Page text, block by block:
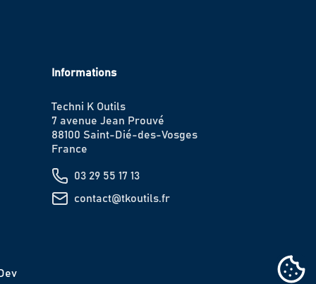
Informations
Techni K Outils
7 avenue Jean Prouvé
88100 Saint-Dié-des-Vosges
France
03 29 55 17 13
contact@tkoutils.fr